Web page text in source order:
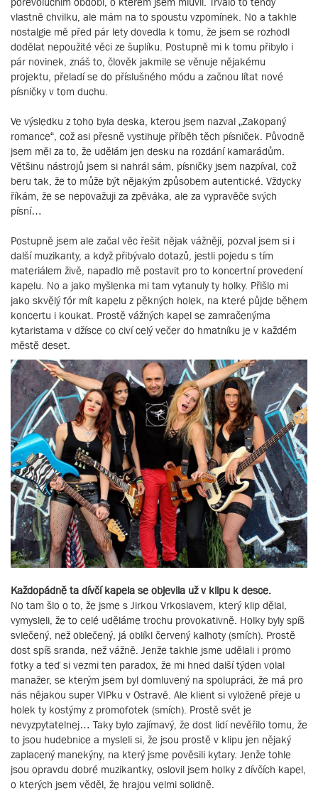
vlastně chvilku, ale mám na to spoustu vzpomínek. No a takhle
nostalgie mě před pár lety dovedla k tomu, že jsem se rozhodl
dodělat nepoužité věci ze šuplíku. Postupně mi k tomu přibylo i
pár novinek, znáš to, člověk jakmile se věnuje nějakému
projektu, přeladí se do příslušného módu a začnou lítat nové
písničky v tom duchu.
Ve výsledku z toho byla deska, kterou jsem nazval „Zakopaný
romance“, což asi přesně vystihuje příběh těch písniček. Původně
jsem měl za to, že udělám jen desku na rozdání kamarádům.
Většinu nástrojů jsem si nahrál sám, písničky jsem nazpíval, což
beru tak, že to může být nějakým způsobem autentické. Vždycky
říkám, že se nepovažuji za zpěváka, ale za vypravěče svých
písní…
Postupně jsem ale začal věc řešit nějak vážněji, pozval jsem si i
další muzikanty, a když přibývalo dotazů, jestli pojedu s tím
materiálem živě, napadlo mě postavit pro to koncertní provedení
kapelu. No a jako myšlenka mi tam vytanuly ty holky. Přišlo mi
jako skvělý fór mít kapelu z pěkných holek, na které půjde během
koncertu i koukat. Prostě vážných kapel se zamračenýma
kytaristama v džísce co civí celý večer do hmatníku je v každém
městě deset.
Každopádně ta dívčí kapela se objevila už v klipu k desce.
No tam šlo o to, že jsme s Jirkou Vrkoslavem, který klip dělal,
vymysleli, že to celé uděláme trochu provokativně. Holky byly spíš
svlečený, než oblečený, já oblíkl červený kalhoty (smích). Prostě
dost spíš sranda, než vážně. Jenže takhle jsme udělali i promo
fotky a teď si vezmi ten paradox, že mi hned další týden volal
manažer, se kterým jsem byl domluvený na spolupráci, že má pro
nás nějakou super VIPku v Ostravě. Ale klient si vyloženě přeje u
holek ty kostýmy z promofotek (smích). Prostě svět je
nevyzpytatelnej… Taky bylo zajímavý, že dost lidí nevěřilo tomu, že
to jsou hudebnice a mysleli si, že jsou prostě v klipu jen nějaký
zaplacený manekýny, na který jsme pověsili kytary. Jenže tohle
jsou opravdu dobré muzikantky, oslovil jsem holky z dívčích kapel,
o kterých jsem věděl, že hrajou velmi solidně.